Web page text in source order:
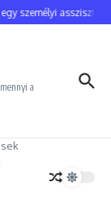
személyi asszisztens?
a